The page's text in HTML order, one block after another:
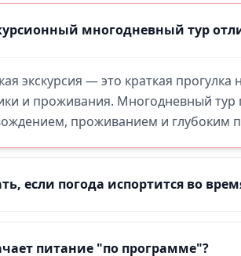
многодневный тур
экскурсия — это краткая
и проживания. Многодневный
проживанием и глубоким
если погода испортится во
питание "по программе"?